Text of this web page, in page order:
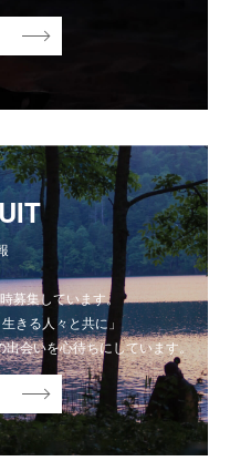
募集しています。
きる人々と共に」
会いを心待ちにしています。